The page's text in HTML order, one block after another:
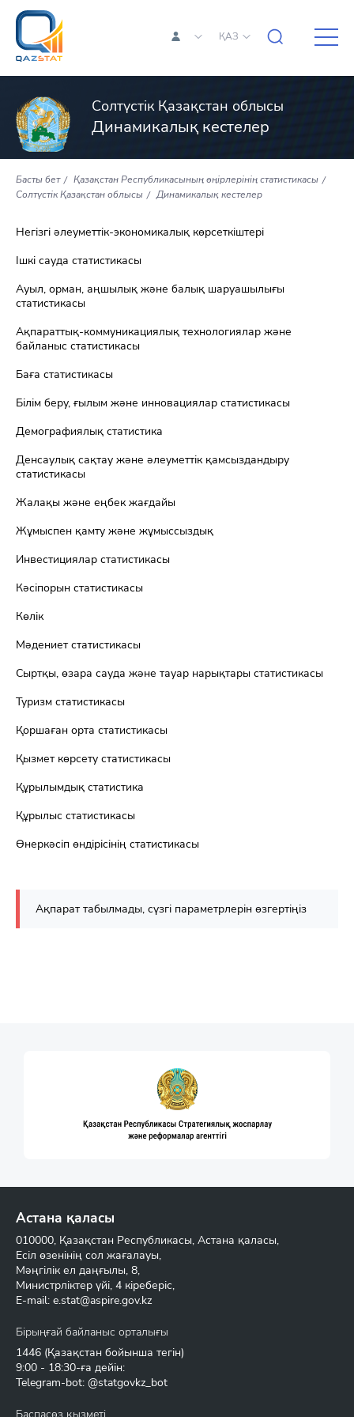
ҚАЗ
Солтүстік Қазақстан облысы
Динамикалық кестелер
Басты бет
Қазақстан Республикасының өңірлерінің статистикасы
Солтүстік Қазақстан облысы
Динамикалық кестелер
Негізгі әлеуметтік-экономикалық көрсеткіштері
Ішкі сауда статистикасы
Ауыл, орман, аңшылық және балық шаруашылығы
статистикасы
Ақпараттық-коммуникациялық технологиялар және
байланыс статистикасы
Баға статистикасы
Білім беру, ғылым және инновациялар статистикасы
Демографиялық статистика
Денсаулық сақтау және әлеуметтік қамсыздандыру
статистикасы
Жалақы және еңбек жағдайы
Жұмыспен қамту және жұмыссыздық
Инвестициялар статистикасы
Кәсіпорын статистикасы
Көлік
Мәдениет статистикасы
Сыртқы, өзара сауда және тауар нарықтары статистикасы
Туризм статистикасы
Қоршаған орта статистикасы
Қызмет көрсету статистикасы
Құрылымдық статистика
Құрылыс статистикасы
Өнеркәсіп өндірісінің статистикасы
Ақпарат табылмады, сүзгі параметрлерін өзгертіңіз
Астана қаласы
010000, Қазақстан Республикасы, Астана қаласы,
Есіл өзенінің сол жағалауы,
Мәңгілік ел даңғылы, 8,
Министрліктер үйі, 4 кіреберіс,
E-mail: e.stat@aspire.gov.kz
Бірыңғай байланыс орталығы
1446 (Қазақстан бойынша тегін)
9:00 - 18:30-ға дейін:
Telegram-bot: @statgovkz_bot